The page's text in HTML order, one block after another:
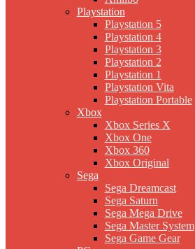
Playstation
Playstation 5
Playstation 4
Playstation 3
Playstation 2
Playstation 1
Playstation Vita
Playstation Portable
Xbox
Xbox Series X
Xbox One
Xbox 360
Xbox Original
Sega
Sega Dreamcast
Sega Saturn
Sega Mega Drive
Sega Master System
Sega Game Gear